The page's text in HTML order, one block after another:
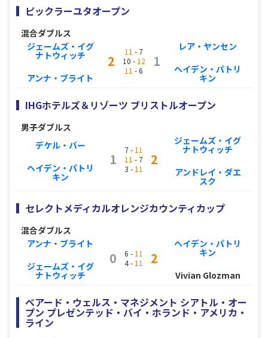
ピックラーユタオープン
混合ダブルス
ジェームズ・イグ
ナトウィッチ
アンナ・ブライト
2
11 - 7
10 - 12
11 - 6
1
レア・ヤンセン
ヘイデン・パトリ
キン
IHGホテルズ＆リゾーツ ブリストルオープン
男子ダブルス
デケル・バー
ヘイデン・パトリ
キン
1
7 - 11
11 - 7
3 - 11
2
ジェームズ・イグ
ナトウィッチ
アンドレイ・ダエ
スク
セレクトメディカルオレンジカウンティカップ
混合ダブルス
アンナ・ブライト
ジェームズ・イグ
ナトウィッチ
0 6 - 11
4 - 11 2
ヘイデン・パトリ
キン
Vivian Glozman
ベアード・ウェルス・マネジメント シアトル・オー
プン プレゼンテッド・バイ・ホランド・アメリカ・
ライン